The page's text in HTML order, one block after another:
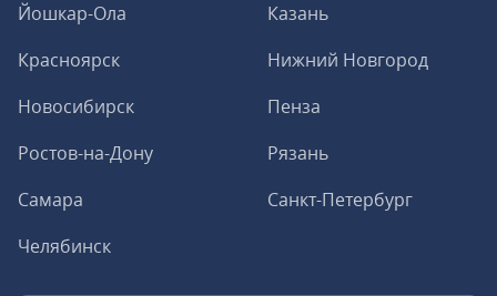
Йошкар-Ола
Казань
Красноярск
Нижний Новгород
Новосибирск
Пенза
Ростов-на-Дону
Рязань
Самара
Санкт-Петербург
Челябинск